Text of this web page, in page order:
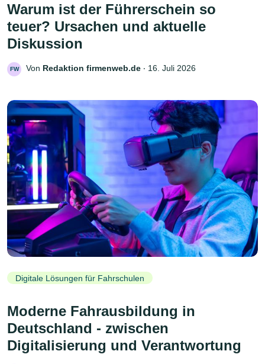
Warum ist der Führerschein so
teuer? Ursachen und aktuelle
Diskussion
FW Von Redaktion firmenweb.de ‧ 16. Juli 2026
Digitale Lösungen für Fahrschulen
Moderne Fahrausbildung in
Deutschland - zwischen
Digitalisierung und Verantwortung